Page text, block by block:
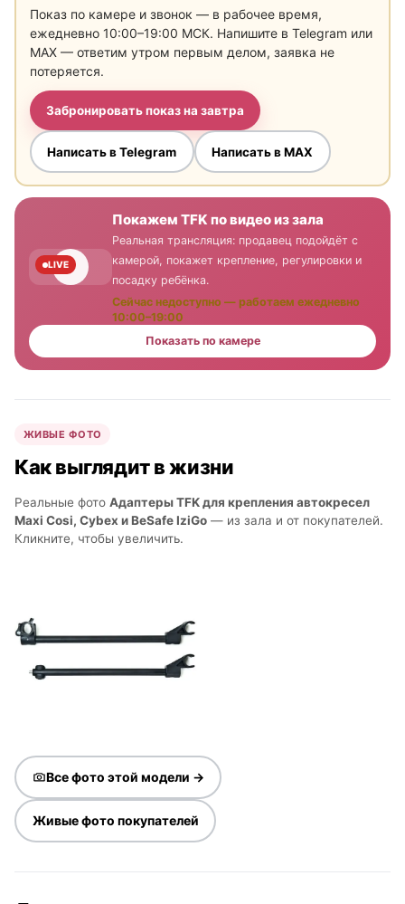
Показ по камере и звонок — в рабочее время,
ежедневно 10:00–19:00 МСК. Напишите в Telegram или
MAX — ответим утром первым делом, заявка не
потеряется.
Забронировать показ на завтра
Написать в Telegram Написать в MAX
LIVE
Покажем TFK по видео из зала
Реальная трансляция: продавец подойдёт с
камерой, покажет крепление, регулировки и
посадку ребёнка.
Сейчас недоступно — работаем ежедневно
10:00–19:00
Показать по камере
ЖИВЫЕ ФОТО
Как выглядит в жизни
Реальные фото Адаптеры TFK для крепления автокресел
Maxi Cosi, Cybex и BeSafe IziGo — из зала и от покупателей.
Кликните, чтобы увеличить.
Все фото этой модели →
Живые фото покупателей